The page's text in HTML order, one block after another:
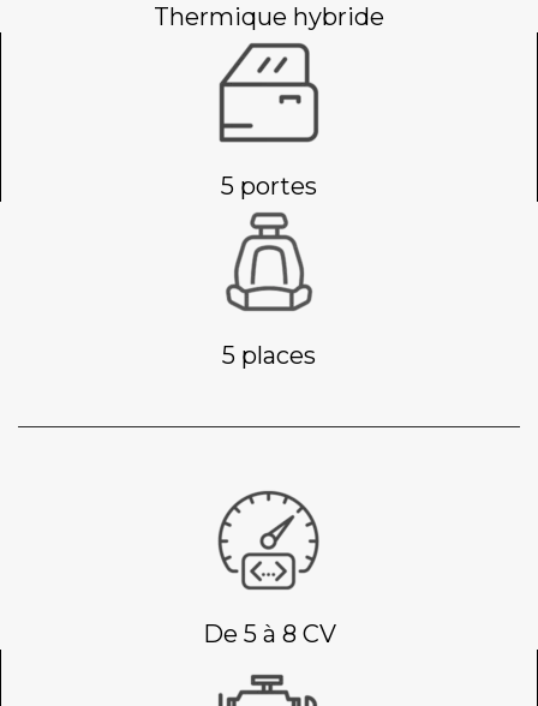
Thermique hybride
5 portes
5 places
De 5 à 8 CV